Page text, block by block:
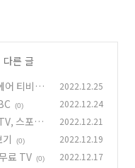
다른 글
어 티비,
2022.12.25
(0) 2022.12.24
스포츠
2022.12.21
(0) 2022.12.19
료 TV (0) 2022.12.17